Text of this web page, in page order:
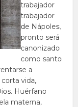
trabajador
trabajador
de Nápoles,
pronto será
canonizado
como santo
a
vida,
Huérfano
materna,